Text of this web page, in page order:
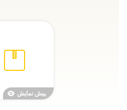
پیش نمایش